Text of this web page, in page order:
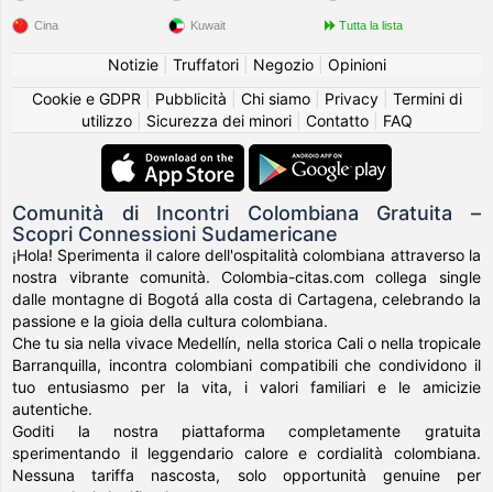
Cina Kuwait Tutta la lista
Notizie| Truffatori| Negozio| Opinioni
Cookie e GDPR
Pubblicità Chi siamo| Privacy| Termini di
utilizzo| Sicurezza dei minori| Contatto| FAQ
Comunità di Incontri Colombiana Gratuita –
Scopri Connessioni Sudamericane
¡Hola! Sperimenta il calore dell'ospitalità colombiana attraverso la
nostra vibrante comunità. Colombia-citas.com collega single
dalle montagne di Bogotá alla costa di Cartagena, celebrando la
passione e la gioia della cultura colombiana.
Che tu sia nella vivace Medellín, nella storica Cali o nella tropicale
Barranquilla, incontra colombiani compatibili che condividono il
tuo entusiasmo per la vita, i valori familiari e le amicizie
autentiche.
Goditi la nostra piattaforma completamente gratuita
sperimentando il leggendario calore e cordialità colombiana.
Nessuna tariffa nascosta, solo opportunità genuine per